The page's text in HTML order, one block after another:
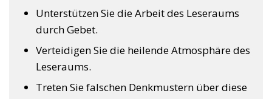
Unterstützen Sie die Arbeit des Leseraums
durch Gebet.
Verteidigen Sie die heilende Atmosphäre des
Leseraums.
Treten Sie falschen Denkmustern über diese